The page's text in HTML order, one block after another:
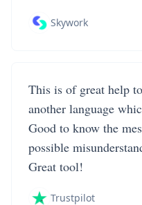
Skywork
This is of great help
another language
Good to know the
possible
Great tool!
Trustpilot